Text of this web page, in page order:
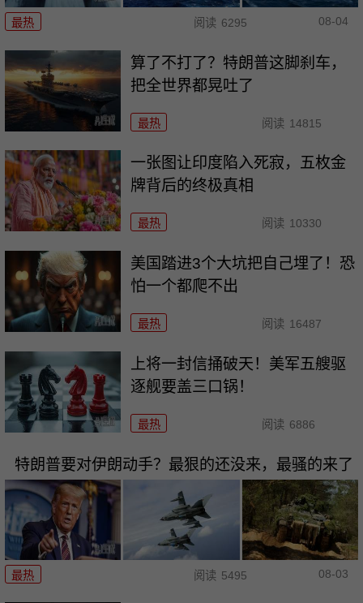
最热 阅读 6295 08-04
算了不打了？特朗普这脚刹车，
把全世界都晃吐了
最热 阅读 14815
一张图让印度陷入死寂，五枚金
牌背后的终极真相
最热 阅读 10330
美国踏进3个大坑把自己埋了！恐
怕一个都爬不出
最热 阅读 16487
上将一封信捅破天！美军五艘驱
逐舰要盖三口锅！
最热 阅读 6886
特朗普要对伊朗动手？最狠的还没来，最骚的来了
最热 阅读 5495 08-03